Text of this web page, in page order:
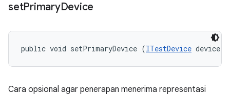
setPrimaryDevice
public void setPrimaryDevice (ITestDevice device)
Cara opsional agar penerapan menerima representasi